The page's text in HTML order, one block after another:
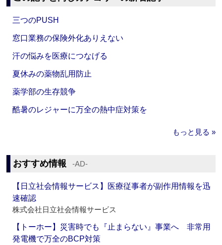
三つのPUSH
窓口業務の保険外化ありえない
汗の悩みを医療につなげる
夏休みの薬物乱用防止
薬学部の生存競争
酷暑のレジャーに万全の熱中症対策を
もっと見る »
おすすめ情報 ‐AD‐
【日立社会情報サービス】医療従事者が副作用情報を迅
速確認
株式会社日立社会情報サービス
【トーホー】災害時でも『止まらない』事業へ 非常用
発電機で万全のBCP対策